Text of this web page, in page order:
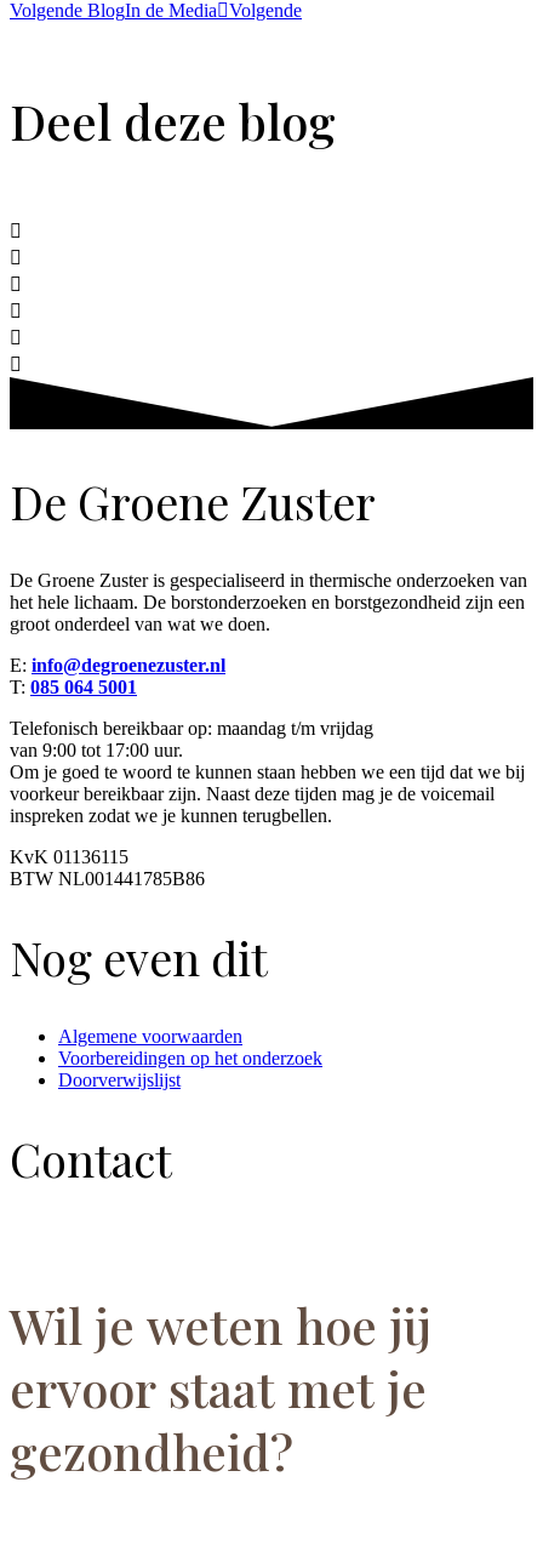
Volgende BlogIn de Media Volgende
Deel deze blog
De Groene Zuster
De Groene Zuster is gespecialiseerd in thermische onderzoeken van
het hele lichaam. De borstonderzoeken en borstgezondheid zijn een
groot onderdeel van wat we doen.
E: info@degroenezuster.nl
T: 085 064 5001
Telefonisch bereikbaar op: maandag t/m vrijdag
van 9:00 tot 17:00 uur.
Om je goed te woord te kunnen staan hebben we een tijd dat we bij
voorkeur bereikbaar zijn. Naast deze tijden mag je de voicemail
inspreken zodat we je kunnen terugbellen.
KvK 01136115
BTW NL001441785B86
Nog even dit
Algemene voorwaarden
Voorbereidingen op het onderzoek
Doorverwijslijst
Contact
Wil je weten hoe jij
ervoor staat met je
gezondheid?